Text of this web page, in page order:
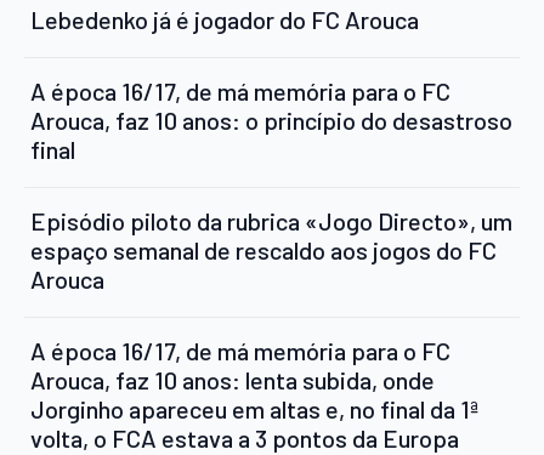
Lebedenko já é jogador do FC Arouca
A época 16/17, de má memória para o FC
Arouca, faz 10 anos: o princípio do desastroso
final
Episódio piloto da rubrica «Jogo Directo», um
espaço semanal de rescaldo aos jogos do FC
Arouca
A época 16/17, de má memória para o FC
Arouca, faz 10 anos: lenta subida, onde
Jorginho apareceu em altas e, no final da 1ª
volta, o FCA estava a 3 pontos da Europa